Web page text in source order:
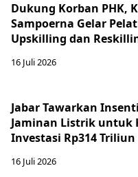
Dukung Korban PHK,
Sampoerna Gelar
Upskilling dan
16 Juli 2026
Jabar Tawarkan
Jaminan Listrik untuk
Investasi Rp314 Triliun
16 Juli 2026